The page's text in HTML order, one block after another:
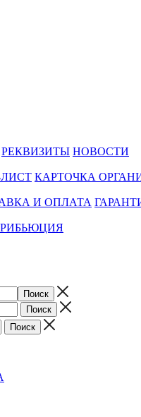
РЕКВИЗИТЫ НОВОСТИ
КАРТОЧКА
И ОПЛАТА